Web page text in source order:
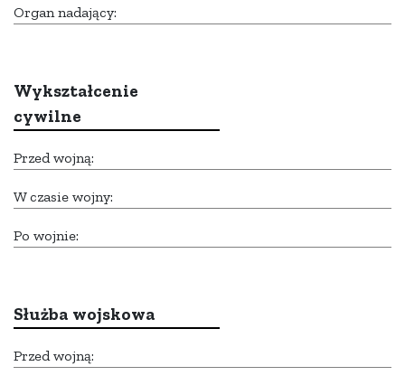
Organ nadający:
Wykształcenie
cywilne
Przed wojną:
W czasie wojny:
Po wojnie:
Służba wojskowa
Przed wojną: